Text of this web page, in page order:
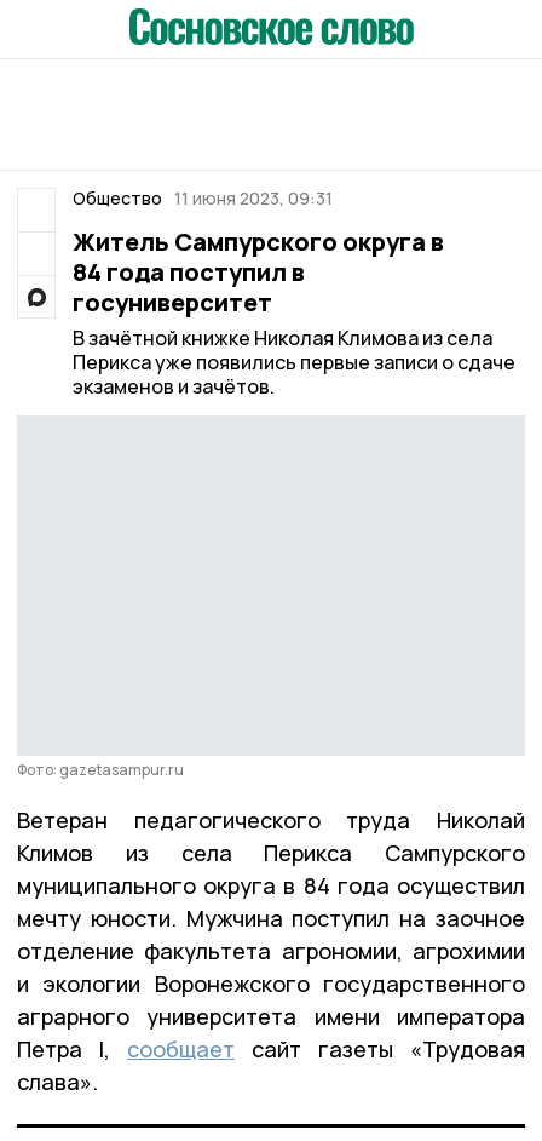
Общество 11 июня 2023, 09:31
Житель Сампурского округа в
84 года поступил в
госуниверситет
В зачётной книжке Николая Климова из села
Перикса уже появились первые записи о сдаче
экзаменов и зачётов.
Фото: gazetasampur.ru
Ветеран педагогического труда Николай
Климов из села Перикса Сампурского
муниципального округа в 84 года осуществил
мечту юности. Мужчина поступил на заочное
отделение факультета агрономии, агрохимии
и экологии Воронежского государственного
аграрного университета имени императора
Петра I, сообщает сайт газеты «Трудовая
слава».